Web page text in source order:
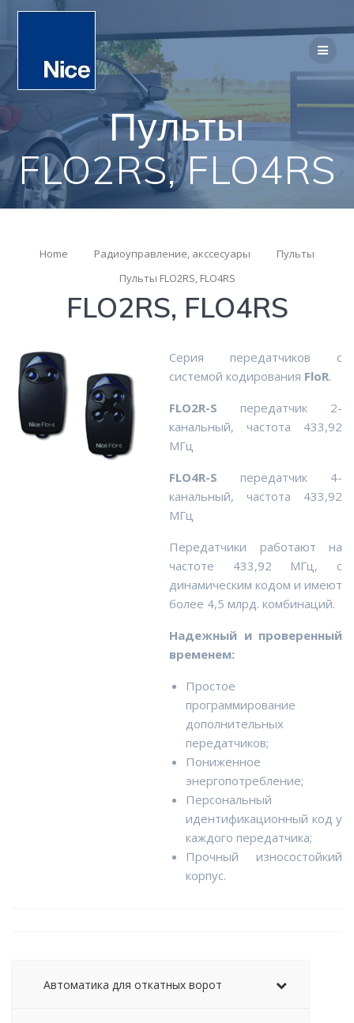
Пульты
FLO2RS, FLO4RS
Home Радиоуправление, акссесуары
Пульты
Пульты FLO2RS, FLO4RS
FLO2RS, FLO4RS
Cерия передатчиков с
системой кодирования FloR.
FLO2R-S передатчик 2-
канальный, частота 433,92
МГц
FLO4R-S передатчик 4-
канальный, частота 433,92
МГц
Передатчики работают на
частоте 433,92 МГц, с
динамическим кодом и имеют
более 4,5 млрд. комбинаций.
Надежный и проверенный
временем:
Простое
программирование
дополнительных
передатчиков;
Пониженное
энергопотребление;
Персональный
идентификационный код у
каждого передатчика;
Прочный износостойкий
корпус.
Автоматика для откатных ворот